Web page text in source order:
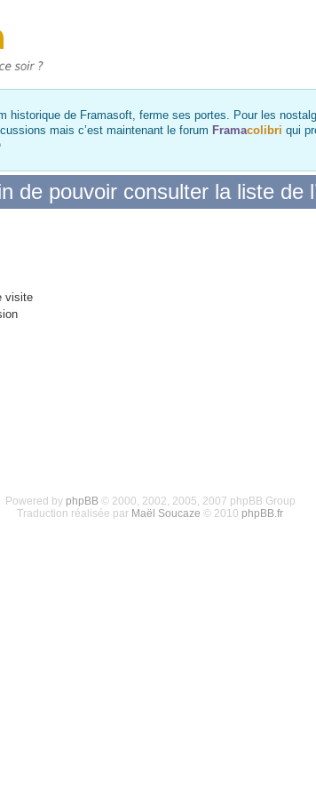
historique de Framasoft, ferme ses portes. Pour les
mais c’est maintenant le forum Framacolibri qui
de pouvoir consulter la liste de
visite
Powered by phpBB© 2000, 2002, 2005, 2007 phpBB Group
Traduction réalisée par Maël Soucaze © 2010 phpBB.fr